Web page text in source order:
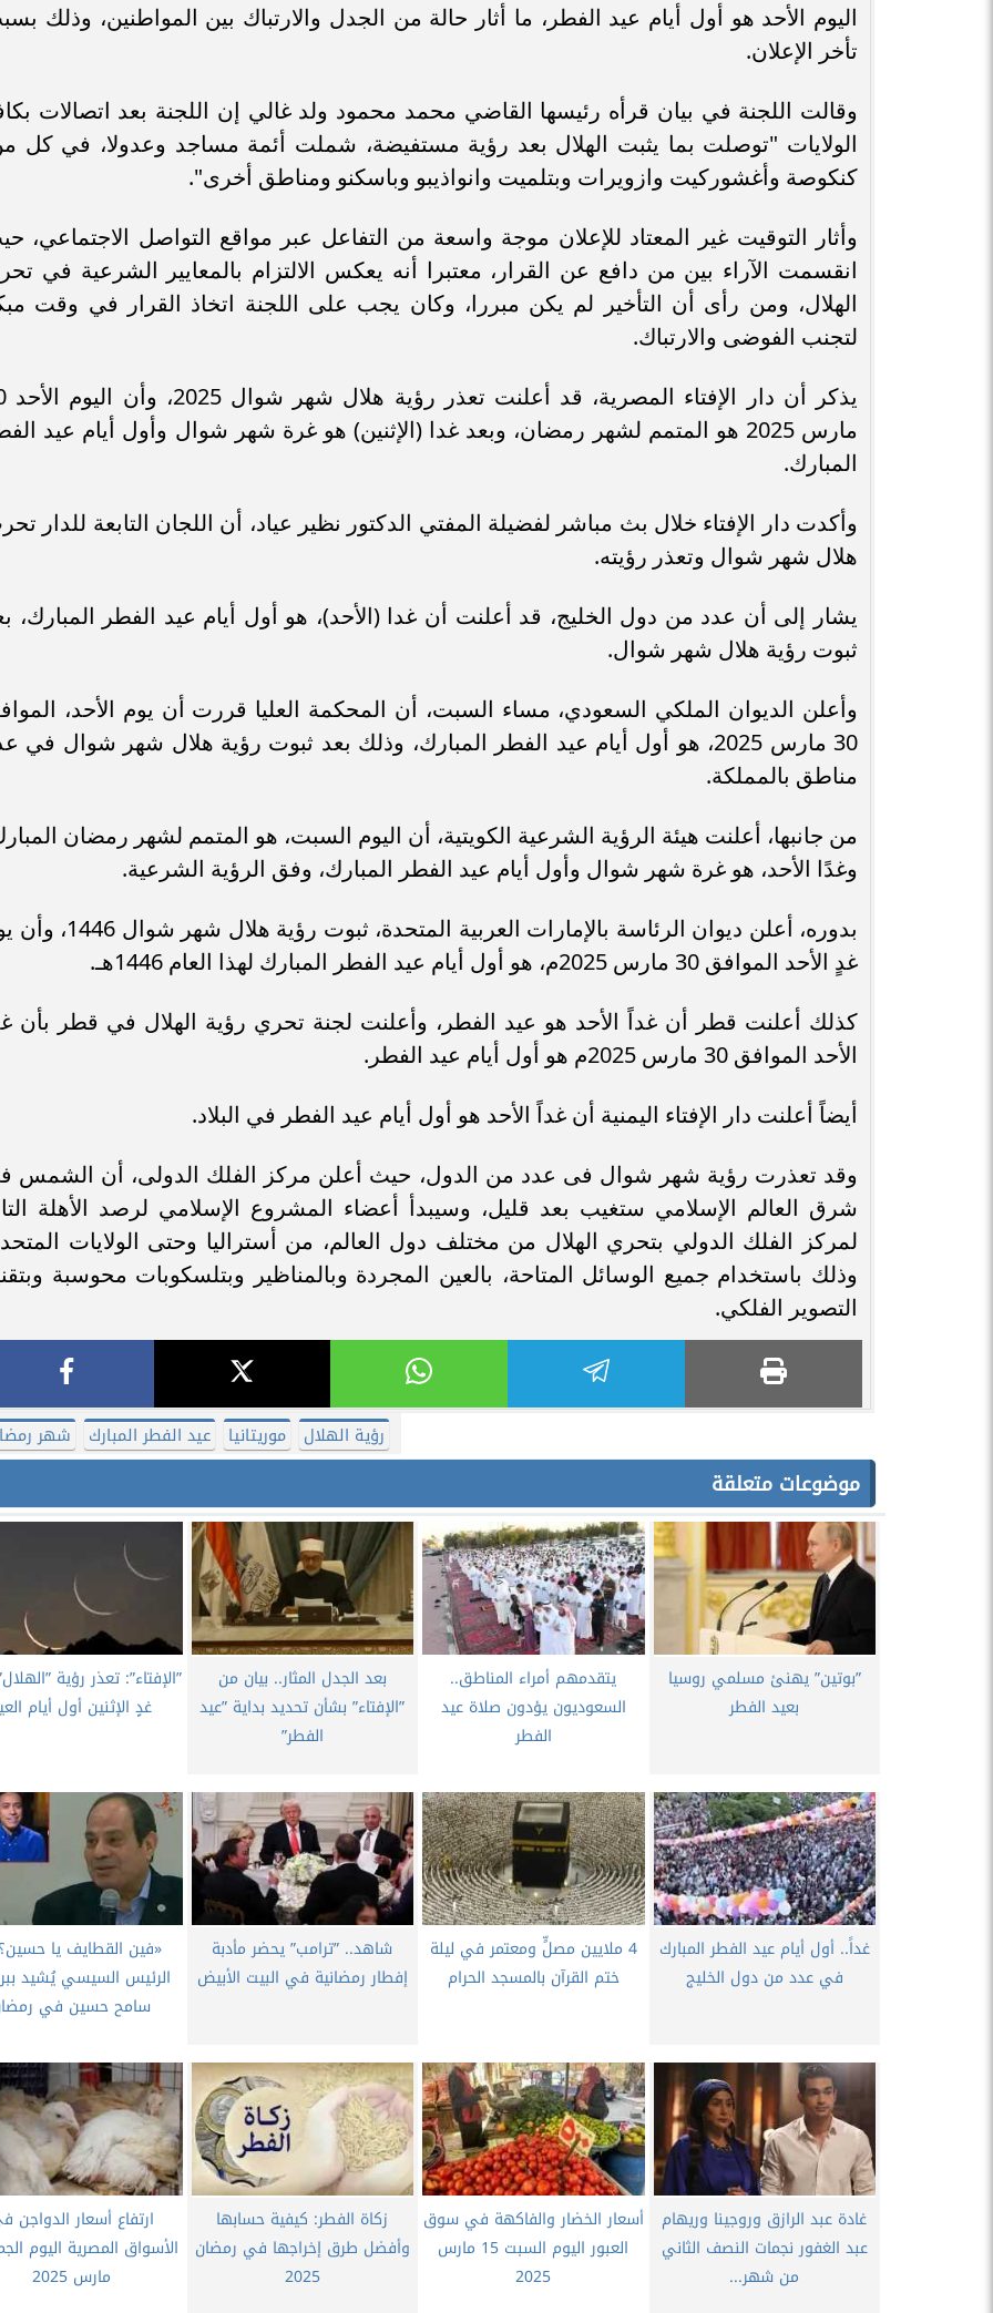
اليوم الأحد هو أول أيام عيد الفطر، ما أثار حالة من الجدل والارتباك بين المواطنين، وذلك
تأخر الإعلان.
وقالت اللجنة في بيان قرأه رئيسها القاضي محمد محمود ولد غالي إن اللجنة بعد اتصالات
الولايات "توصلت بما يثبت الهلال بعد رؤية مستفيضة، شملت أئمة مساجد وعدولا، في كل
كنكوصة وأغشوركيت وازويرات وبتلميت وانواذيبو وباسكنو ومناطق أخرى".
وأثار التوقيت غير المعتاد للإعلان موجة واسعة من التفاعل عبر مواقع التواصل الاجتماعي،
انقسمت الآراء بين من دافع عن القرار، معتبرا أنه يعكس الالتزام بالمعايير الشرعية في
الهلال، ومن رأى أن التأخير لم يكن مبررا، وكان يجب على اللجنة اتخاذ القرار في وقت
لتجنب الفوضى والارتباك.
يذكر أن دار
مارس 2025 هو المتمم لشهر رمضان، وبعد غدا (الإثنين) هو غرة شهر شوال وأول أيام عيد
المبارك.
وأكدت دار الإفتاء خلال بث مباشر لفضيلة المفتي الدكتور نظير عياد، أن اللجان التابعة للدار
هلال شهر شوال وتعذر رؤيته.
يشار إلى أن عدد من دول الخليج، قد أعلنت أن غدا (الأحد)، هو أول أيام عيد الفطر المبارك،
ثبوت رؤية هلال شهر شوال.
وأعلن الديوان الملكي السعودي، مساء السبت، أن المحكمة العليا قررت أن يوم الأحد،
30 مارس 2025، هو أول أيام عيد الفطر المبارك، وذلك بعد ثبوت رؤية هلال شهر شوال في
مناطق بالمملكة.
من جانبها، أعلنت هيئة الرؤية الشرعية الكويتية، أن اليوم السبت، هو المتمم لشهر رمضان
وغدًا الأحد، هو غرة شهر شوال وأول أيام عيد الفطر المبارك، وفق الرؤية الشرعية.
بدوره، أعلن ديوان الرئاسة بالإمارات العربية المتحدة، ثبوت رؤية
غدٍ الأحد الموافق 30 مارس 2025م، هو أول أيام عيد الفطر المبارك لهذا العام 1446هـ.
كذلك أعلنت قطر أن غداً الأحد هو عيد الفطر، وأعلنت لجنة تحري رؤية الهلال في قطر بأن
الأحد الموافق 30 مارس 2025م هو أول أيام عيد الفطر.
أيضاً أعلنت دار الإفتاء اليمنية أن غداً الأحد هو أول أيام عيد الفطر في البلاد.
وقد تعذرت رؤية شهر شوال فى عدد من الدول، حيث أعلن مركز الفلك الدولى، أن الشمس
شرق العالم الإسلامي ستغيب بعد قليل، وسيبدأ أعضاء المشروع الإسلامي لرصد الأهلة
لمركز الفلك الدولي بتحري الهلال من مختلف دول العالم، من أستراليا وحتى الولايات
وذلك باستخدام جميع الوسائل المتاحة، بالعين المجردة وبالمناظير وبتلسكوبات محوسبة
التصوير الفلكي.
رؤية الهلال موريتانيا عيد الفطر المبارك شهر
موضوعات متعلقة
”بوتين” يهنئ مسلمي روسيا
بعيد الفطر
يتقدمهم أمراء المناطق..
السعوديون يؤدون صلاة عيد
الفطر
بعد الجدل المثار.. بيان من
”الإفتاء” بشأن تحديد بداية ”عيد
الفطر”
”الإفتاء”: تعذر رؤية
غدٍ الإثنين أول أيام
غداً.. أول أيام عيد الفطر المبارك
في عدد من دول الخليج
4 ملايين مصلٍّ ومعتمر في ليلة
ختم القرآن بالمسجد الحرام
شاهد.. ”ترامب” يحضر مأدبة
إفطار رمضانية في البيت الأبيض
«فين القطايف يا
الرئيس السيسي يُشيد
سامح حسين في
غادة عبد الرازق وروجينا وريهام
عبد الغفور نجمات النصف الثاني
من شهر...
أسعار الخضار والفاكهة في سوق
العبور اليوم السبت 15 مارس
2025
زكاة الفطر: كيفية حسابها
وأفضل طرق إخراجها في رمضان
2025
ارتفاع أسعار الدواجن
مارس 2025